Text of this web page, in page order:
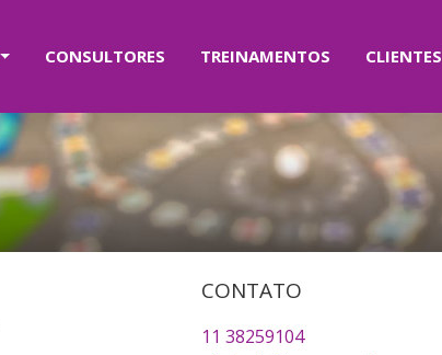
CONSULTORES TREINAMENTOS CLIENTES
CONTATO
11 38259104